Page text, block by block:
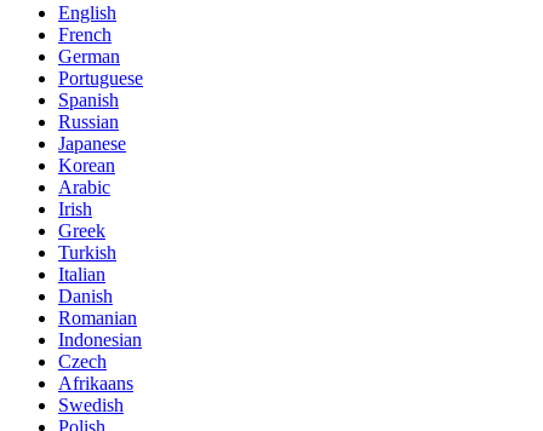
English
French
German
Portuguese
Spanish
Russian
Japanese
Korean
Arabic
Irish
Greek
Turkish
Italian
Danish
Romanian
Indonesian
Czech
Afrikaans
Swedish
Polish